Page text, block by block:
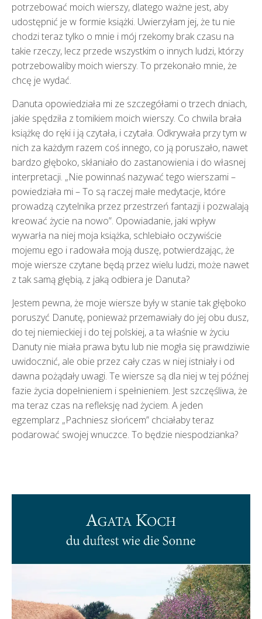
potrzebować moich wierszy, dlatego ważne jest, aby
udostępnić je w formie książki. Uwierzyłam jej, że tu nie
chodzi teraz tylko o mnie i mój rzekomy brak czasu na
takie rzeczy, lecz przede wszystkim o innych ludzi, którzy
potrzebowaliby moich wierszy. To przekonało mnie, że
chcę je wydać.
Danuta opowiedziała mi ze szczegółami o trzech dniach,
jakie spędziła z tomikiem moich wierszy. Co chwila brała
książkę do ręki i ją czytała, i czytała. Odkrywała przy tym w
nich za każdym razem coś innego, co ją poruszało, nawet
bardzo głęboko, skłaniało do zastanowienia i do własnej
interpretacji. „Nie powinnaś nazywać tego wierszami –
powiedziała mi – To są raczej małe medytacje, które
prowadzą czytelnika przez przestrzeń fantazji i pozwalają
kreować życie na nowo”. Opowiadanie, jaki wpływ
wywarła na niej moja książka, schlebiało oczywiście
mojemu ego i radowała moją duszę, potwierdzając, że
moje wiersze czytane będą przez wielu ludzi, może nawet
z tak samą głębią, z jaką odbiera je Danuta?
Jestem pewna, że moje wiersze były w stanie tak głęboko
poruszyć Danutę, ponieważ przemawiały do jej obu dusz,
do tej niemieckiej i do tej polskiej, a ta właśnie w życiu
Danuty nie miała prawa bytu lub nie mogła się prawdziwie
uwidocznić, ale obie przez cały czas w niej istniały i od
dawna pożądały uwagi. Te wiersze są dla niej w tej późnej
fazie życia dopełnieniem i spełnieniem. Jest szczęśliwa, że
ma teraz czas na refleksję nad życiem. A jeden
egzemplarz „Pachniesz słońcem” chciałaby teraz
podarować swojej wnuczce. To będzie niespodzianka?